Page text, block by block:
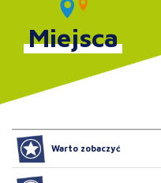
Miejsca
Warto zobaczyć